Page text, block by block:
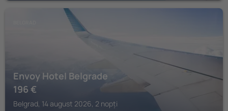
Envoy Hotel Belgrade
196 €
Belgrad, 14 august 2026, 2 nopți